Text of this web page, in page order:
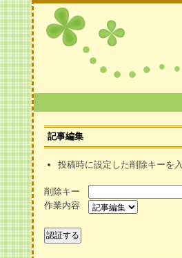
記事編集
投稿時に設定した削除キーを
削除キー
作業内容